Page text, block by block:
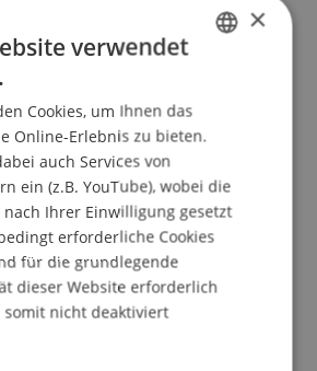
eines Architekten? Wie
was bezieht sie sich?
Kulturelle Identität ist komplex
das Sammeln von
Entdeckungen. Sie ist z. B.
Büchern die wir lesen, den Orten
Werken die uns berühren, den
die wir für unser Tun
der Art und Weise wie
×
verwendet
Cookies, um Ihnen das
Online-Erlebnis zu bieten.
auch Services von
ein (z.B. YouTube), wobei die
nach Ihrer Einwilligung gesetzt
erforderliche Cookies
für die grundlegende
dieser Website erforderlich
somit nicht deaktiviert